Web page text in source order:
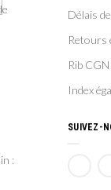
Délais
Retours
Rib CGN
Index
:
SUIVEZ-